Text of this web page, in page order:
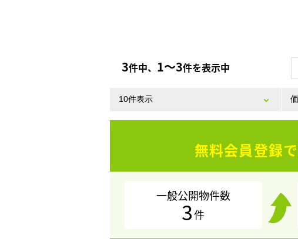
3件中、 1〜3件を表示中
無料会員登録で
一般公開物件数
3件